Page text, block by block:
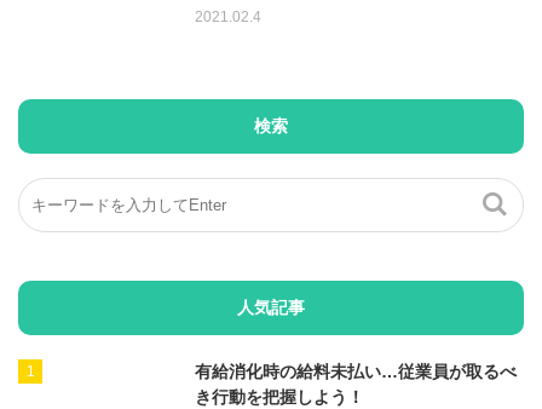
2021.02.4
検索
人気記事
有給消化時の給料未払い…従業員が取るべ
き行動を把握しよう！